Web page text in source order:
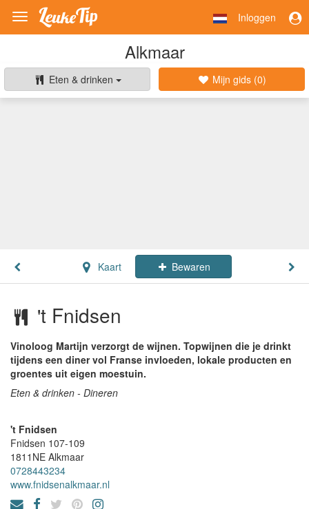
Toggle
navigation
Inloggen
Alkmaar
Eten & drinken Mijn gids (0)
Kaart Bewaren
't Fnidsen
Vinoloog Martijn verzorgt de wijnen. Topwijnen die je drinkt
tijdens een diner vol Franse invloeden, lokale producten en
groentes uit eigen moestuin.
Eten & drinken - Dineren
't Fnidsen
Fnidsen 107-109
1811NE Alkmaar
0728443234
www.fnidsenalkmaar.nl